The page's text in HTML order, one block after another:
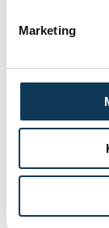
Marketingnagy
–